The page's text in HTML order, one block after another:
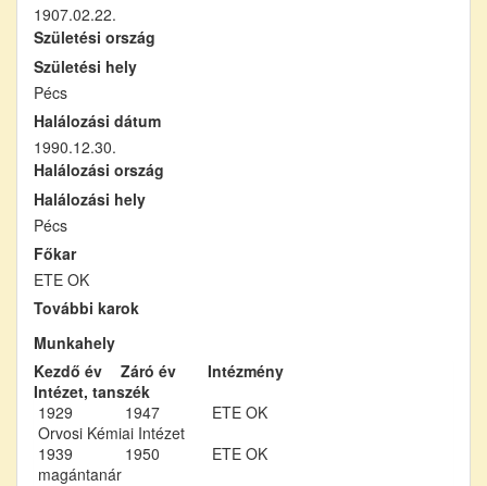
1907.02.22.
Születési ország
Születési hely
Pécs
Halálozási dátum
1990.12.30.
Halálozási ország
Halálozási hely
Pécs
Főkar
ETE OK
További karok
Munkahely
Kezdő év
Záró év
Intézmény
Intézet, tanszék
1929
1947
ETE OK
Orvosi Kémiai Intézet
1939
1950
ETE OK
magántanár